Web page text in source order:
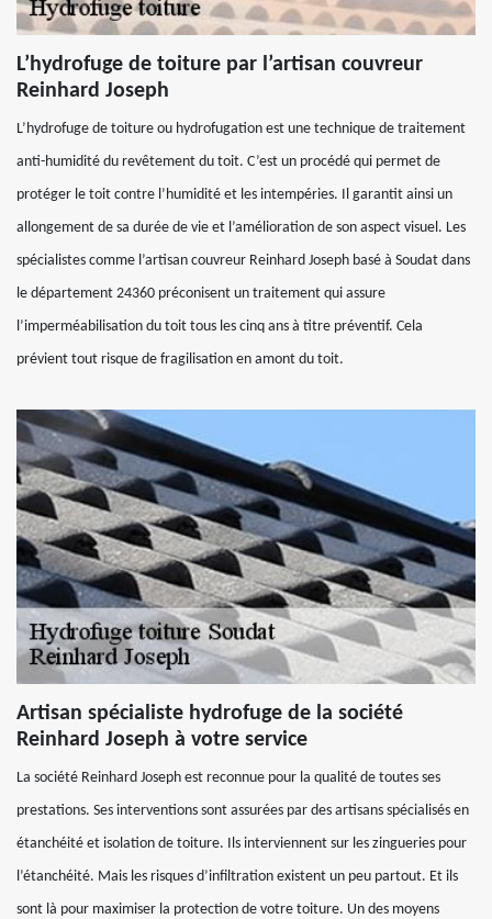
L’hydrofuge de toiture par l’artisan couvreur
Reinhard Joseph
L’hydrofuge de toiture ou hydrofugation est une technique de traitement
anti-humidité du revêtement du toit. C’est un procédé qui permet de
protéger le toit contre l’humidité et les intempéries. Il garantit ainsi un
allongement de sa durée de vie et l’amélioration de son aspect visuel. Les
spécialistes comme l’artisan couvreur Reinhard Joseph basé à Soudat dans
le département 24360 préconisent un traitement qui assure
l’imperméabilisation du toit tous les cinq ans à titre préventif. Cela
prévient tout risque de fragilisation en amont du toit.
Artisan spécialiste hydrofuge de la société
Reinhard Joseph à votre service
La société Reinhard Joseph est reconnue pour la qualité de toutes ses
prestations. Ses interventions sont assurées par des artisans spécialisés en
étanchéité et isolation de toiture. Ils interviennent sur les zingueries pour
l’étanchéité. Mais les risques d’infiltration existent un peu partout. Et ils
sont là pour maximiser la protection de votre toiture. Un des moyens